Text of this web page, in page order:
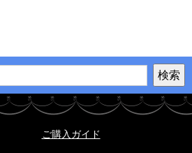
ご購入ガイド